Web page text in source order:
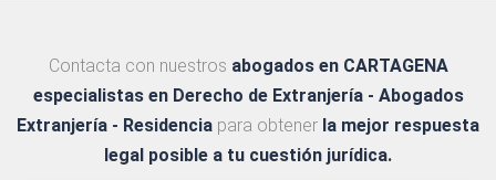
Contacta con nuestros abogados en CARTAGENA
especialistas en Derecho de Extranjería - Abogados
Extranjería - Residencia para obtener la mejor respuesta
legal posible a tu cuestión jurídica.